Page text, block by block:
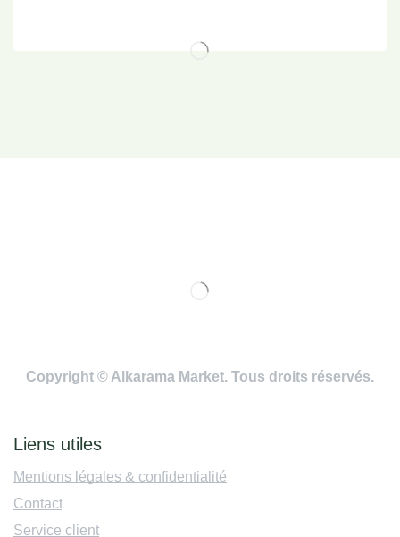
Copyright © Alkarama Market. Tous droits réservés.
Liens utiles
Mentions légales & confidentialité
Contact
Service client